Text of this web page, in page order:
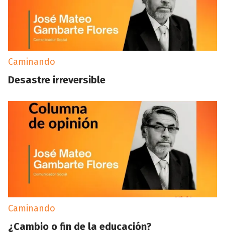
Caminando
Desastre irreversible
Caminando
¿Cambio o fin de la educación?